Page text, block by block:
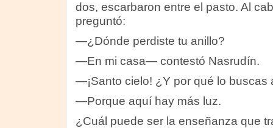
dos, escarbaron entre el pasto. Al
preguntó:
—¿Dónde perdiste tu anillo?
—En mi casa— contestó Nasrudín.
—¡Santo cielo! ¿Y por qué lo buscas
—Porque aquí hay más luz.
¿Cuál puede ser la enseñanza que